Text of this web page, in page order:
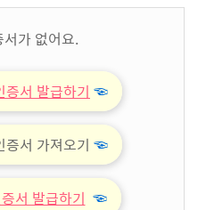
가 없어요.
증서 발급하기 ☜
증서 가져오기 ☜
서 발급하기 ☜